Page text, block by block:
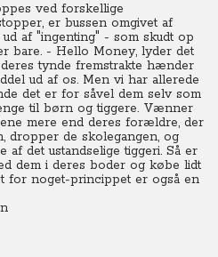
ved forskellige
er bussen omgivet af
af "ingenting" - som skudt op
bare. - Hello Money, lyder det
tynde fremstrakte hænder
ud af os. Men vi har allerede
det er for såvel dem selv som
til børn og tiggere. Vænner
mere end deres forældre, der
dropper de skolegangen, og
det ustandselige tiggeri. Så er
dem i deres boder og købe lidt
for noget-princippet er også en